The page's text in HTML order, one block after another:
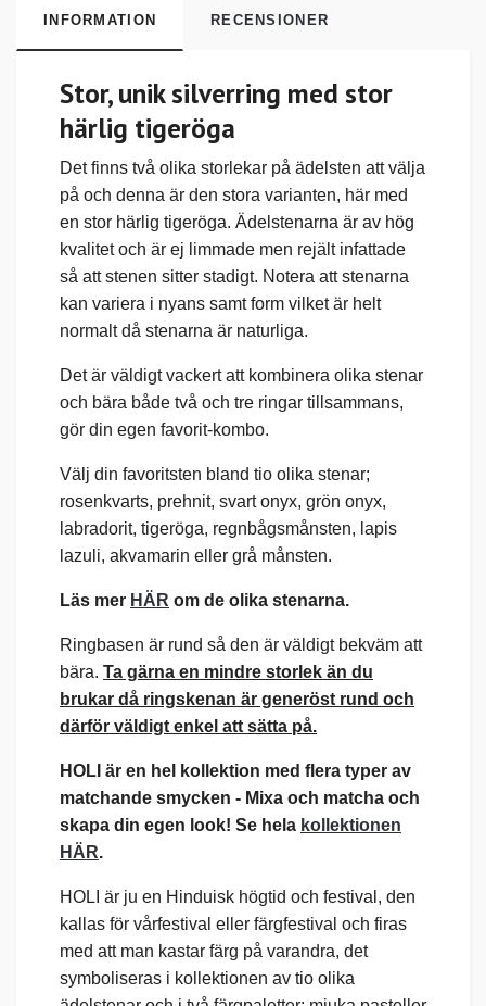
INFORMATION RECENSIONER
Stor, unik silverring med stor
härlig tigeröga
Det finns två olika storlekar på ädelsten att välja
på och denna är den stora varianten, här med
en stor härlig tigeröga. Ädelstenarna är av hög
kvalitet och är ej limmade men rejält infattade
så att stenen sitter stadigt. Notera att stenarna
kan variera i nyans samt form vilket är helt
normalt då stenarna är naturliga.
Det är väldigt vackert att kombinera olika stenar
och bära både två och tre ringar tillsammans,
gör din egen favorit-kombo.
Välj din favoritsten bland tio olika stenar;
rosenkvarts, prehnit, svart onyx, grön onyx,
labradorit, tigeröga, regnbågsmånsten, lapis
lazuli, akvamarin eller grå månsten.
Läs mer HÄR om de olika stenarna.
Ringbasen är rund så den är väldigt bekväm att
bära. Ta gärna en mindre storlek än du
brukar då ringskenan är generöst rund och
därför väldigt enkel att sätta på.
HOLI är en hel kollektion med flera typer av
matchande smycken - Mixa och matcha och
skapa din egen look! Se hela kollektionen
HÄR.
HOLI är ju en Hinduisk högtid och festival, den
kallas för vårfestival eller färgfestival och firas
med att man kastar färg på varandra, det
symboliseras i kollektionen av tio olika